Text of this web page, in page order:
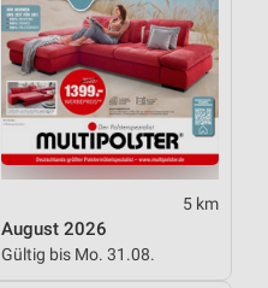
5 km
August 2026
Gültig bis Mo. 31.08.